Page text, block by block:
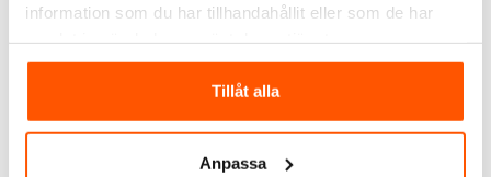
information som du har tillhandahållit eller som de har
Tillåt alla
Anpassa
I webblager: 35 st 2 av 2 varianter i webblager
ANDRA KUNDER KÖPTE ÄVEN